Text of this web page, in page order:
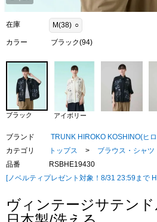
在庫 M(38) ○
カラー ブラック(94)
ブラック アイボリー
ブランド
TRUNK HIROKO KOSHINO(ヒ
カテゴリ
トップス >
ブラウス・シャツ
品番
RSBHE19430
[ノベルティプレゼント対象！8/31 23:59まで
ヴィンテージサテン